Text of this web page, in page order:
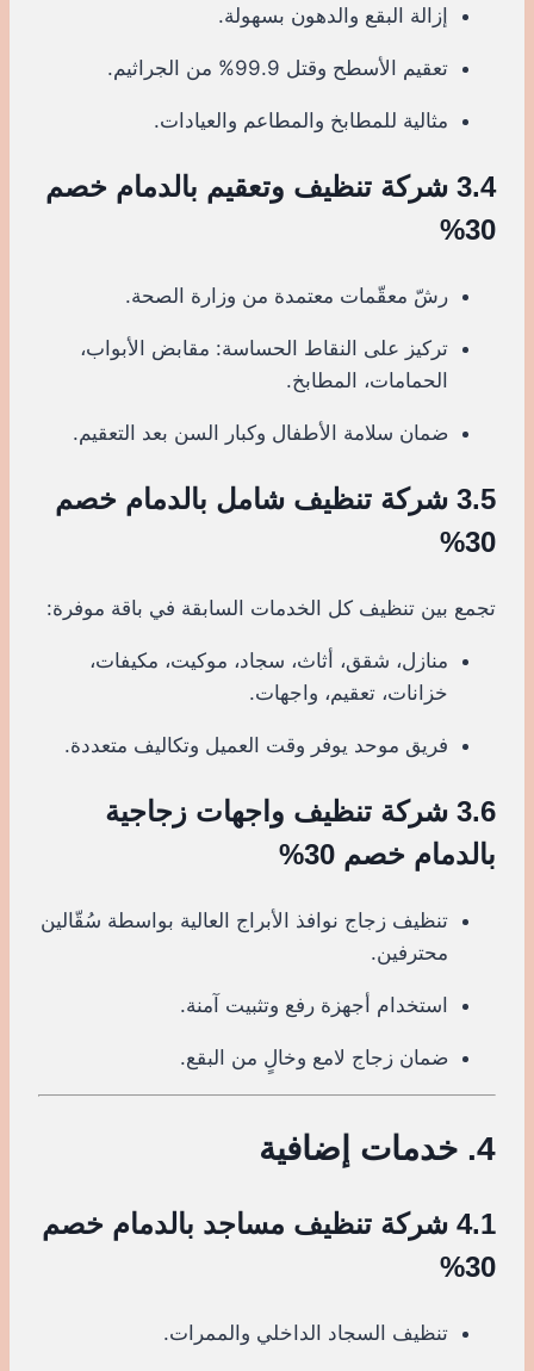
إزالة البقع والدهون بسهولة.
تعقيم الأسطح وقتل 99.9% من الجراثيم.
مثالية للمطابخ والمطاعم والعيادات.
3.4 شركة تنظيف وتعقيم بالدمام خصم
30%
رشّ معقّمات معتمدة من وزارة الصحة.
تركيز على النقاط الحساسة: مقابض الأبواب،
الحمامات، المطابخ.
ضمان سلامة الأطفال وكبار السن بعد التعقيم.
3.5 شركة تنظيف شامل بالدمام خصم
30%
تجمع بين تنظيف كل الخدمات السابقة في باقة موفرة:
منازل، شقق، أثاث، سجاد، موكيت، مكيفات،
خزانات، تعقيم، واجهات.
فريق موحد يوفر وقت العميل وتكاليف متعددة.
3.6 شركة تنظيف واجهات زجاجية
بالدمام خصم 30%
تنظيف زجاج نوافذ الأبراج العالية بواسطة سُقّالين
محترفين.
استخدام أجهزة رفع وتثبيت آمنة.
ضمان زجاج لامع وخالٍ من البقع.
4. خدمات إضافية
4.1 شركة تنظيف مساجد بالدمام خصم
30%
تنظيف السجاد الداخلي والممرات.